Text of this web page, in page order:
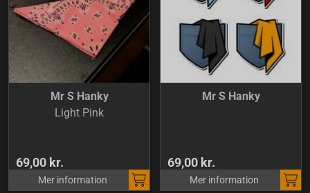
Mr S Hanky
Light Pink
69,00 kr.
Mer information
Mr S Hanky
69,00 kr.
Mer information